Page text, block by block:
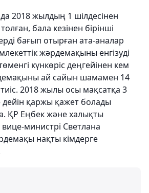
2018 жылдың 1 шілдесінен
бала кезінен бірінші
бағып отырған ата-аналар
жәрдемақыны енгізуді
күнкөріс деңгейінен кем
ай сайын шамамен 14
2018 жылы осы мақсатқа 3
дейін қаржы қажет болады
ҚР Еңбек және xалықты
вице-министрі Светлана
нақты кімдерге